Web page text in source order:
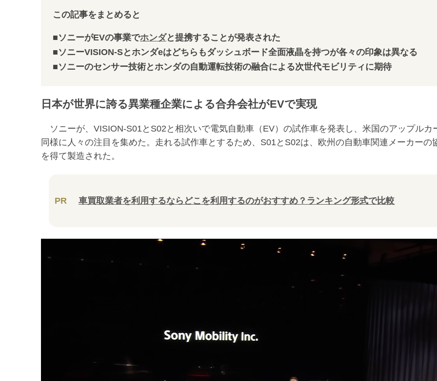
この記事をまとめると
■ソニーがEVの事業でホンダと提携することが発表された
■ソニーVISION-Sとホンダeはどちらもダッシュボード全面液晶を持つが各々の印象は異なる
■ソニーのセンサー技術とホンダの自動運転技術の融合による次世代モビリティに期待
日本が世界に誇る異業種企業による合弁会社がEVで実現
ソニーが、VISION‐S01とS02と相次いで電気自動車（EV）の試作車を発表し、米国のアップルカ
同様に人々の注目を集めた。走れる試作車とするため、S01とS02は、欧州の自動車関連メーカーの
を得て製造された。
PR 車買取業者を利用するならどこを利用するのがおすすめ？ランキング形式で比較